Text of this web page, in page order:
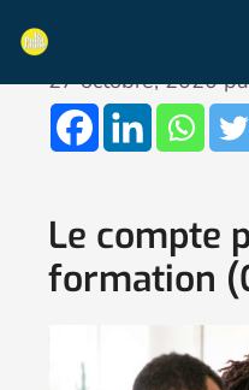
27 octobre, 2020
Le compte
formation